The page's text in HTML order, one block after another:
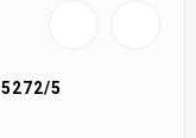
5272/5